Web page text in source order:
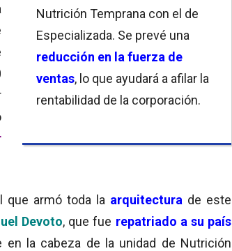
Nutrición Temprana con el de
Especializada. Se prevé una
reducción en la fuerza de
ventas, lo que ayudará a afilar la
rentabilidad de la corporación.
que armó toda la arquitectura de este
Devoto, que fue repatriado a su país
en la cabeza de la unidad de Nutrición